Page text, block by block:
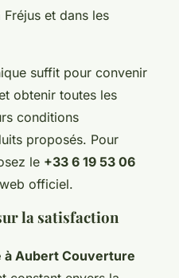
et dans les
suffit pour convenir
obtenir toutes les
conditions
proposés. Pour
le +33 6 19 53 06
officiel.
la satisfaction
Aubert Couverture